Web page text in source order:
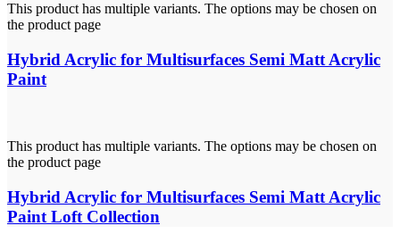
This product has multiple variants. The options may be chosen on
the product page
Hybrid Acrylic for Multisurfaces Semi Matt Acrylic
Paint
This product has multiple variants. The options may be chosen on
the product page
Hybrid Acrylic for Multisurfaces Semi Matt Acrylic
Paint Loft Collection